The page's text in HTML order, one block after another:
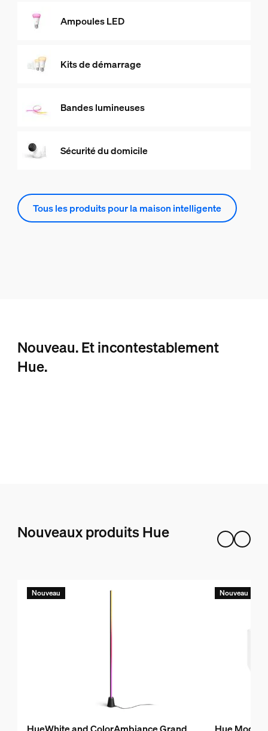
Ampoules LED
Kits de démarrage
Bandes lumineuses
Sécurité du domicile
Tous les produits pour la maison intelligente
Nouveau. Et incontestablement
Hue.
Nouveaux produits Hue
Nouveau Nouveau